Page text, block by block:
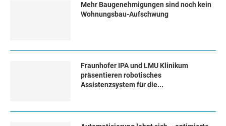
Mehr Baugenehmigungen sind noch kein
Wohnungsbau-Aufschwung
Fraunhofer IPA und LMU Klinikum
präsentieren robotisches
Assistenzsystem für die...